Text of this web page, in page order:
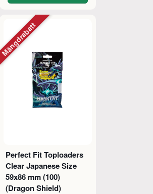
Perfect Fit Toploaders
Clear Japanese Size
59x86 mm (100)
(Dragon Shield)
Mängdrabatt